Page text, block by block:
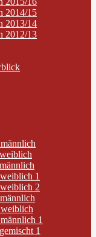
2014/15
2013/14
2012/13
1
2
1
1